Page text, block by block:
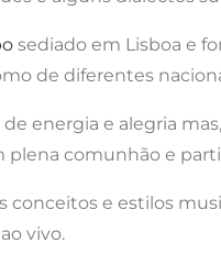
sediado em Lisboa e
de diferentes
energia e alegria
comunhão e
conceitos e estilos
vivo.